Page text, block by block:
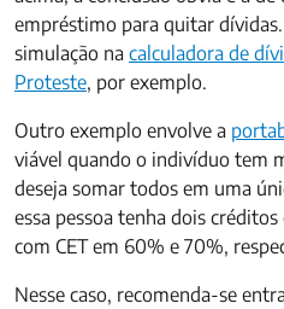
empréstimo para quitar
simulação na calculadora de
Proteste, por exemplo.
Outro exemplo envolve a
viável quando o indivíduo tem
deseja somar todos em uma
essa pessoa tenha dois
com CET em 60% e 70%,
Nesse caso, recomenda-se